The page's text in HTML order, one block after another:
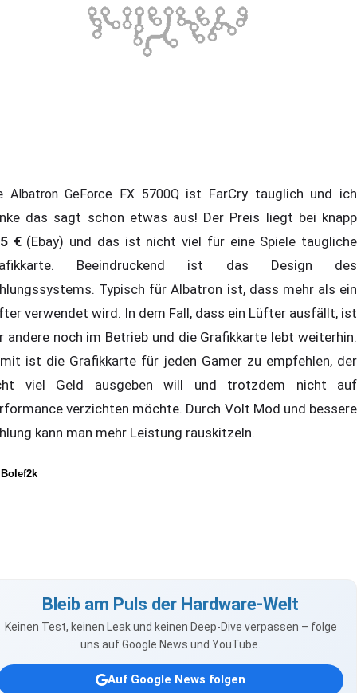
Albatron GeForce FX 5700Qist FarCry tauglich und ich
das sagt schon etwas aus! Der Preis liegt bei knapp
€(Ebay) und das ist nicht viel für eine Spiele taugliche
Beeindruckend ist das Design des
Typisch für Albatron ist, dass mehr als ein
verwendet wird. In dem Fall, dass ein Lüfter ausfällt, ist
andere noch im Betrieb und die Grafikkarte lebt weiterhin.
ist die Grafikkarte für jeden Gamer zu empfehlen, der
viel Geld ausgeben will und trotzdem nicht auf
verzichten möchte. Durch Volt Mod und bessere
kann man mehr Leistung rauskitzeln.
Bolef2k
Bleib am Puls der Hardware-Welt
Keinen Test, keinen Leak und keinen Deep-Dive verpassen – folge
uns auf Google News und YouTube.
Auf Google News folgen